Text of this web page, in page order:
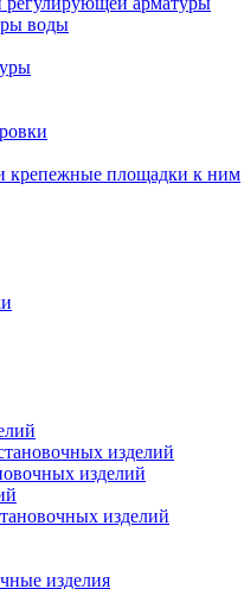
воды
крепежные площадки к ним
изделий
изделий
изделий
изделия